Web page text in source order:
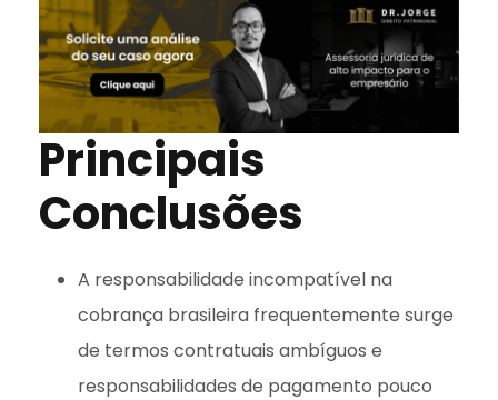
Principais
Conclusões
A responsabilidade incompatível na
cobrança brasileira frequentemente surge
de termos contratuais ambíguos e
responsabilidades de pagamento pouco